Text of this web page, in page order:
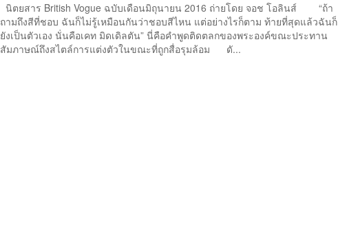
นิตยสาร British Vogue ฉบับเดือนมิถุนายน 2016 ถ่ายโดย จอช โอลินส์ “ถ้า
ถามถึงสีที่ชอบ ฉันก็ไม่รู้เหมือนกันว่าชอบสีไหน แต่อย่างไรก็ตาม ท้ายที่สุดแล้วฉันก็
ยังเป็นตัวเอง นั่นคือเคท มิดเดิลตัน” นี่คือคำพูดติดตลกของพระองค์ขณะประทาน
สัมภาษณ์ถึงสไตล์การแต่งตัวในขณะที่ถูกสื่อรุมล้อม ดั...